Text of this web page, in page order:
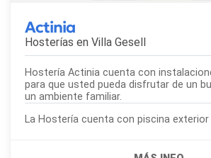
Actinia
Hosterías en Villa Gesell
Hostería Actinia cuenta con
para que usted pueda disfrutar de un
un ambiente familiar.